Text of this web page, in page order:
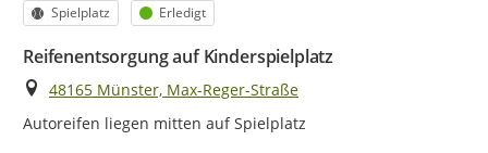
Kategorie
Spielplatz Status
Erledigt
Reifenentsorgung auf Kinderspielplatz
Ort
48165 Münster, Max-Reger-Straße
Autoreifen liegen mitten auf Spielplatz